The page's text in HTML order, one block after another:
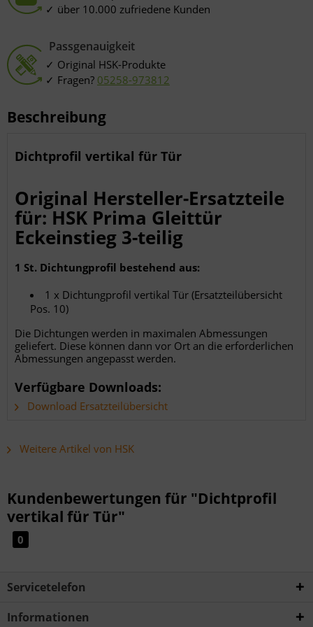
über 10.000 zufriedene Kunden
Passgenauigkeit
Original HSK-Produkte
Fragen? 05258-973812
Beschreibung
Dichtprofil vertikal für Tür
Original Hersteller-Ersatzteile
für: HSK Prima Gleittür
Eckeinstieg 3-teilig
1 St. Dichtungprofil bestehend aus:
1 x Dichtungprofil vertikal Tür (Ersatzteilübersicht
Pos. 10)
Die Dichtungen werden in maximalen Abmessungen
geliefert. Diese können dann vor Ort an die erforderlichen
Abmessungen angepasst werden.
Verfügbare Downloads:
Download Ersatzteilübersicht
Weitere Artikel von HSK
Kundenbewertungen für "Dichtprofil
vertikal für Tür"
0
Servicetelefon
Informationen